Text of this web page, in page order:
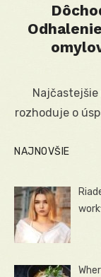
rozhoduje o
NAJNOVŠIE